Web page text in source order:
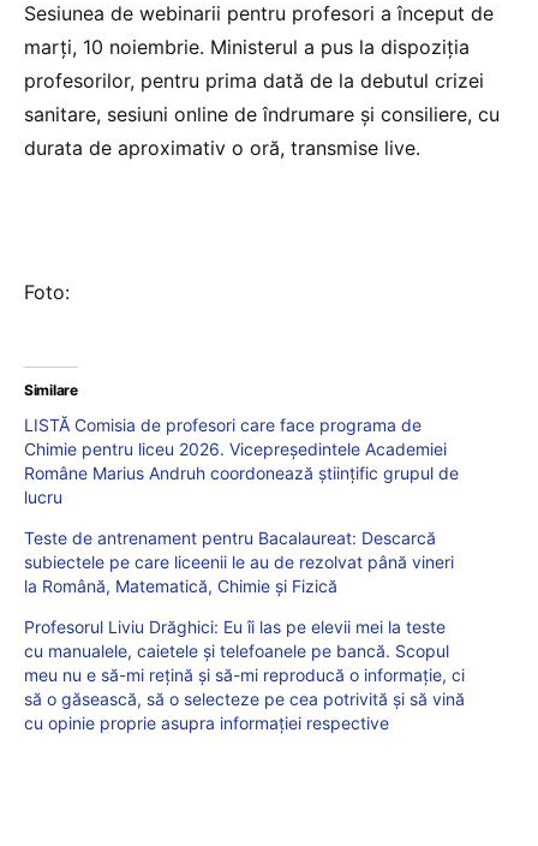
Sesiunea de webinarii pentru profesori a început de
marți, 10 noiembrie. Ministerul a pus la dispoziția
profesorilor, pentru prima dată de la debutul crizei
sanitare, sesiuni online de îndrumare și consiliere, cu
durata de aproximativ o oră, transmise live.
Foto:
Similare
LISTĂ Comisia de profesori care face programa de
Chimie pentru liceu 2026. Vicepreședintele Academiei
Române Marius Andruh coordonează științific grupul de
lucru
Teste de antrenament pentru Bacalaureat: Descarcă
subiectele pe care liceenii le au de rezolvat până vineri
la Română, Matematică, Chimie și Fizică
Profesorul Liviu Drăghici: Eu îi las pe elevii mei la teste
cu manualele, caietele și telefoanele pe bancă. Scopul
meu nu e să-mi rețină și să-mi reproducă o informație, ci
să o găsească, să o selecteze pe cea potrivită și să vină
cu opinie proprie asupra informației respective